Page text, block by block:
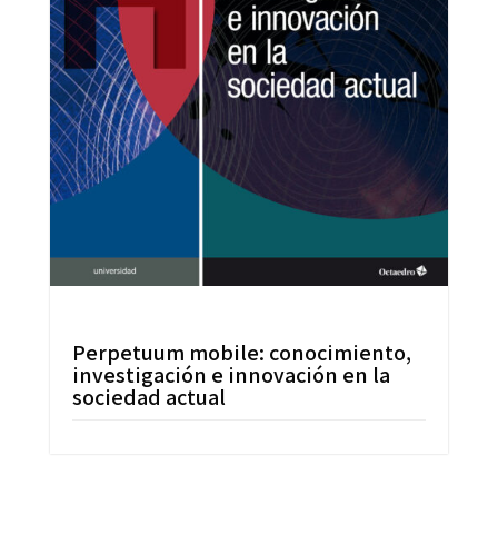
Perpetuum mobile: conocimiento,
investigación e innovación en la
sociedad actual